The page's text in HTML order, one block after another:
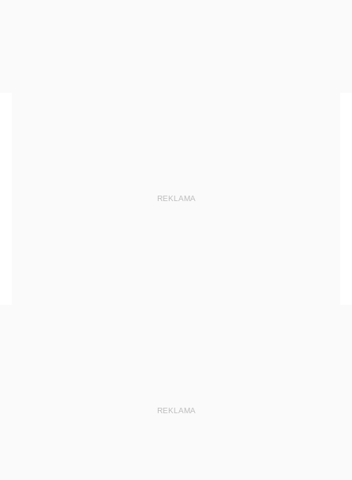
REKLAMA
REKLAMA